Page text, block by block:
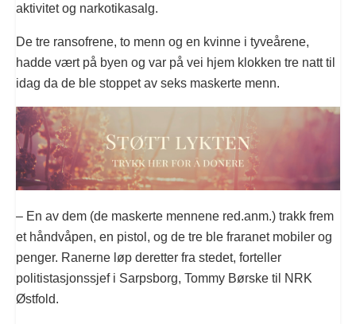
aktivitet og narkotikasalg.
De tre ransofrene, to menn og en kvinne i tyveårene,
hadde vært på byen og var på vei hjem klokken tre natt til
idag da de ble stoppet av seks maskerte menn.
– En av dem (de maskerte mennene red.anm.) trakk frem
et håndvåpen, en pistol, og de tre ble fraranet mobiler og
penger. Ranerne løp deretter fra stedet, forteller
politistasjonssjef i Sarpsborg, Tommy Børske til NRK
Østfold.